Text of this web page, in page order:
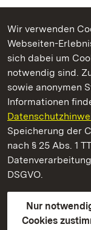
Wir verwenden
Webseiten-
sich dabei um
notwendig sind.
sowie anonymen
Informationen
Speicherung der
nach § 25 Abs. 1
DSGVO.
Nur
Cookies
Kommen.
Schloss Favorite
Staatliche
Kontakt
Gebärdensprache
Erklärung zur
BITV-konform